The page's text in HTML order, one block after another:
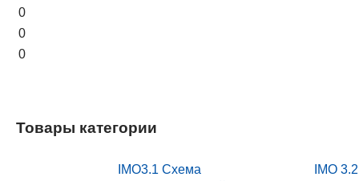
0
0
0
Товары категории
IMO3.1 Схема
IMO 3.2